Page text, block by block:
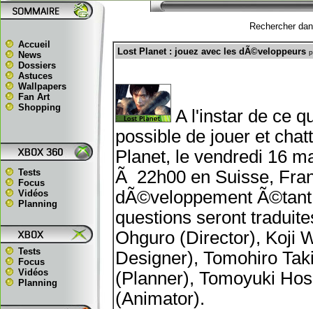
Accueil
News
Dossiers
Astuces
Wallpapers
Fan Art
Shopping
Tests
Focus
Vidéos
Planning
Tests
Focus
Vidéos
Planning
Rechercher
Lost Planet : jouez avec les dÃ©veloppeurs
A l'instar de ce
possible de jouer et
Planet, le vendredi 16
Ã 22h00 en Suisse,
dÃ©veloppement
questions seront
Ohguro (Director), Koji
Designer), Tomohiro
(Planner), Tomoyuki
(Animator).